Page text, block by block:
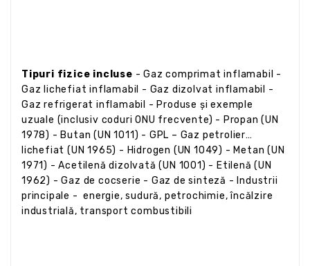
Tipuri fizice incluse - Gaz comprimat inflamabil -
Gaz lichefiat inflamabil - Gaz dizolvat inflamabil -
Gaz refrigerat inflamabil - Produse și exemple
uzuale (inclusiv coduri ONU frecvente) - Propan (UN
1978) - Butan (UN 1011) - GPL – Gaz petrolier
lichefiat (UN 1965) - Hidrogen (UN 1049) - Metan (UN
1971) - Acetilenă dizolvată (UN 1001) - Etilenă (UN
1962) - Gaz de cocserie - Gaz de sinteză - Industrii
principale - energie, sudură, petrochimie, încălzire
industrială, transport combustibili